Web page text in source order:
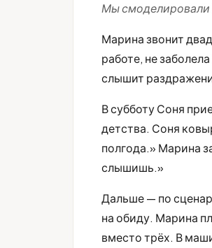
Мы смоделировали
Марина звонит
работе, не
слышит
В субботу Соня
детства. Соня
полгода.» Марина
слышишь.»
Дальше — по
на обиду. Марина
вместо трёх. В